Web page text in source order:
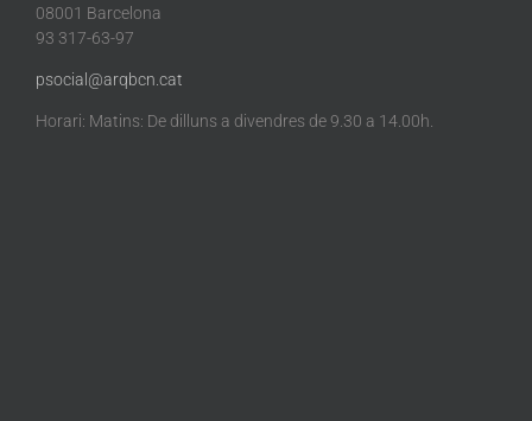
08001 Barcelona
93 317-63-97
psocial@arqbcn.cat
Horari: Matins: De dilluns a divendres de 9.30 a 14.00h.